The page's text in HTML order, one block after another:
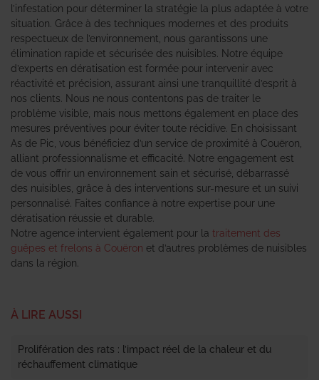
l’infestation pour déterminer la stratégie la plus adaptée à votre
situation. Grâce à des techniques modernes et des produits
respectueux de l’environnement, nous garantissons une
élimination rapide et sécurisée des nuisibles. Notre équipe
d’experts en dératisation est formée pour intervenir avec
réactivité et précision, assurant ainsi une tranquillité d’esprit à
nos clients. Nous ne nous contentons pas de traiter le
problème visible, mais nous mettons également en place des
mesures préventives pour éviter toute récidive. En choisissant
As de Pic, vous bénéficiez d’un service de proximité à Couëron,
alliant professionnalisme et efficacité. Notre engagement est
de vous offrir un environnement sain et sécurisé, débarrassé
des nuisibles, grâce à des interventions sur-mesure et un suivi
personnalisé. Faites confiance à notre expertise pour une
dératisation réussie et durable.
Notre agence intervient également pour la traitement des
guêpes et frelons à Couëron et d’autres problèmes de nuisibles
dans la région.
À LIRE AUSSI
Prolifération des rats : l’impact réel de la chaleur et du
réchauffement climatique